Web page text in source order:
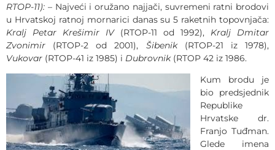
RTOP-11): – Najveći i oružano najjači, suvremeni ratni brodovi
u Hrvatskoj ratnoj mornarici danas su 5 raketnih topovnjača:
Kralj Petar Krešimir IV(RTOP-11 od 1992), Kralj Dmitar
Zvonimir (RTOP-2 od 2001), Šibenik(RTOP-21 iz 1978),
Vukovar (RTOP-41 iz 1985) i Dubrovnik(RTOP 42 iz 1986.
Kum brodu je
bio predsjednik
Republike
Hrvatske dr.
Franjo Tuđman.
Glede imena